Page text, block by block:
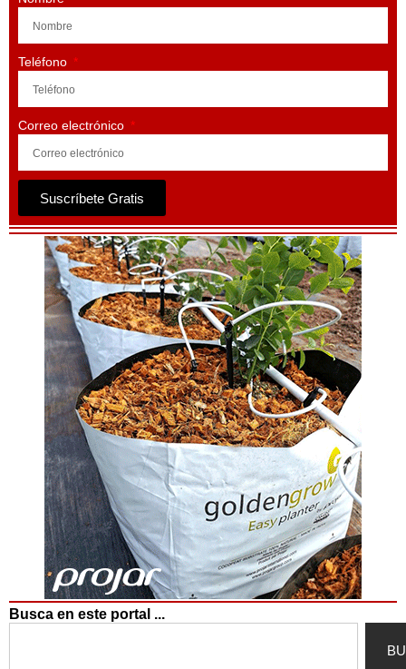
Teléfono
Correo electrónico
Suscríbete Gratis
Busca en este portal ...